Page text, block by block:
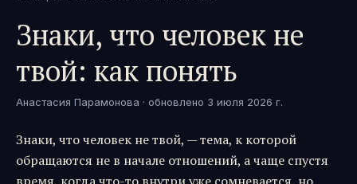
Знаки, что человек не
твой: как понять
Анастасия Парамонова · обновлено 3 июля 2026 г.
Знаки, что человек не твой, — тема, к которой
обращаются не в начале отношений, а чаще спустя